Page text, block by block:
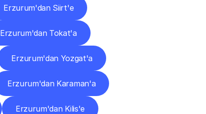
Erzurum'dan Siirt'e
Erzurum'dan Tokat'a
Erzurum'dan Yozgat'a
Erzurum'dan Karaman'a
Erzurum'dan Kilis'e